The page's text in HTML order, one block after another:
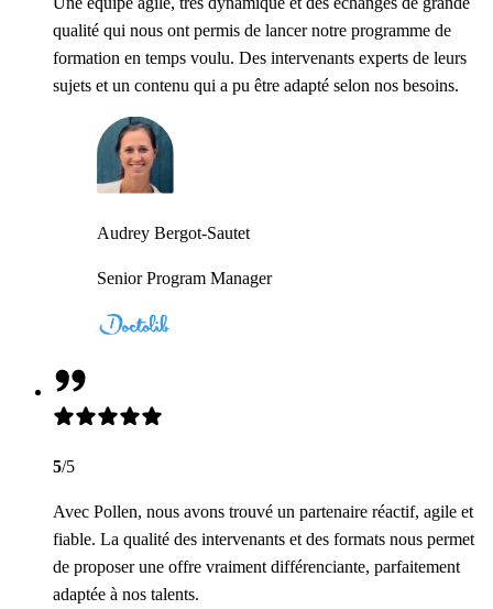
qualité qui nous ont permis de lancer notre programme de
formation en temps voulu. Des intervenants experts de leurs
sujets et un contenu qui a pu être adapté selon nos besoins.
Audrey Bergot-Sautet
Senior Program Manager
5/5
Avec Pollen, nous avons trouvé un partenaire réactif, agile et
fiable. La qualité des intervenants et des formats nous permet
de proposer une offre vraiment différenciante, parfaitement
adaptée à nos talents.